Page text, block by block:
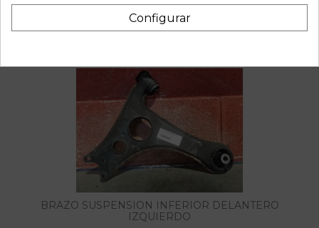
BRAZO SUSPENSION INFERIOR DELANTERO
IZQUIERDO
Configurar